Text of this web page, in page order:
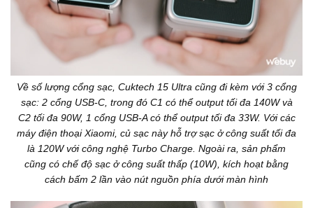
Về số lượng cổng sạc, Cuktech 15 Ultra cũng đi kèm với 3 cổng
sạc: 2 cổng USB-C, trong đó C1 có thể output tối đa 140W và
C2 tối đa 90W, 1 cổng USB-A có thể output tối đa 33W. Với các
máy điện thoại Xiaomi, củ sạc này hỗ trợ sạc ở công suất tối đa
là 120W với công nghệ Turbo Charge. Ngoài ra, sản phẩm
cũng có chế độ sạc ở công suất thấp (10W), kích hoạt bằng
cách bấm 2 lần vào nút nguồn phía dưới màn hình